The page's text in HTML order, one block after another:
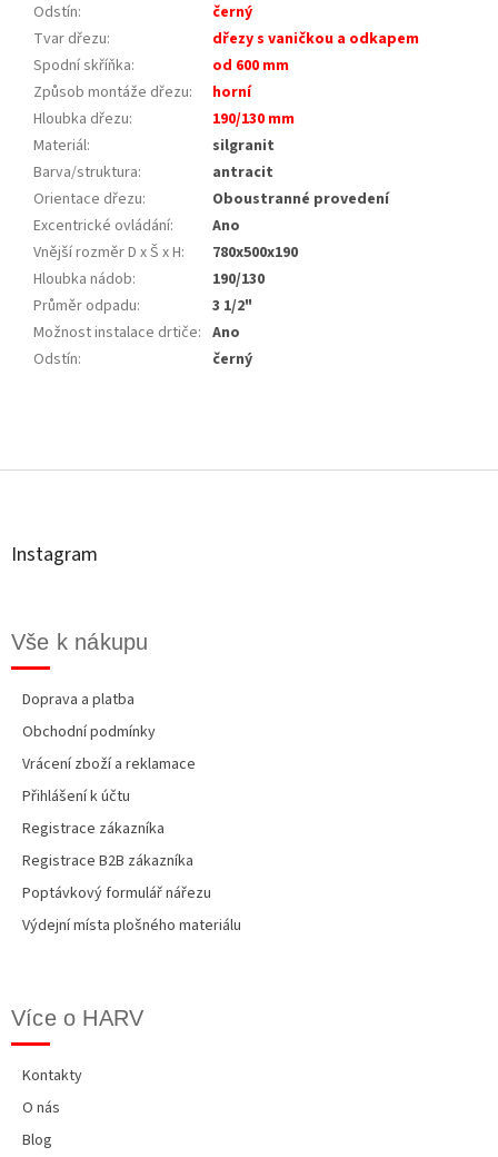
Odstín:
černý
Tvar dřezu:
dřezy s vaničkou a odkapem
Spodní skříňka:
od 600 mm
Způsob montáže dřezu:
horní
Hloubka dřezu:
190/130 mm
Materiál:
silgranit
Barva/struktura:
antracit
Orientace dřezu:
Oboustranné provedení
Excentrické ovládání:
Ano
Vnější rozměr D x Š x H:
780x500x190
Hloubka nádob:
190/130
Průměr odpadu:
3 1/2"
Možnost instalace drtiče: Ano
Odstín: černý
á
Instagram
Vše k nákupu
Doprava a platba
Obchodní podmínky
Vrácení zboží a reklamace
Přihlášení k účtu
Registrace zákazníka
Registrace B2B zákazníka
Poptávkový formulář nářezu
Výdejní místa plošného materiálu
Více o HARV
Kontakty
O nás
Blog